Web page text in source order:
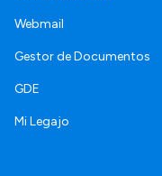
Webmail
Gestor de Documentos
GDE
Mi Legajo